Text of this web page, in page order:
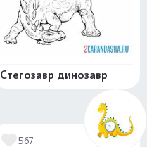
Стегозавр динозавр
567